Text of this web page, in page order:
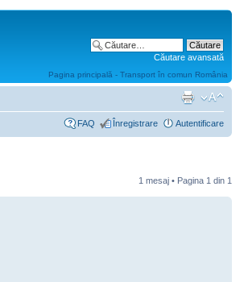
Căutare avansată
Pagina principală - Transport în comun România
FAQ Înregistrare Autentificare
1 mesaj • Pagina 1 din 1